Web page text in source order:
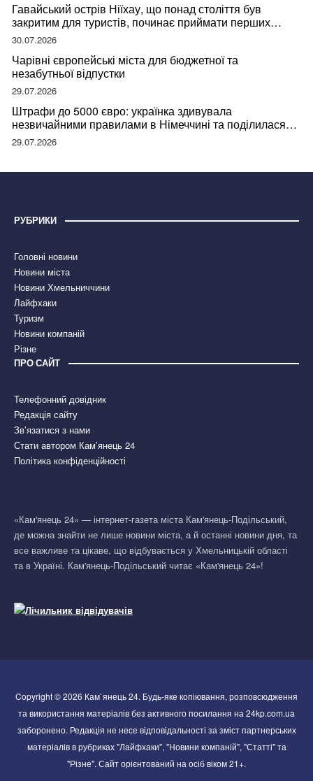
Гавайський острів Ніїхау, що понад століття був
закритим для туристів, починає приймати перших
відвідувачів
30.07.2026
Чарівні європейські міста для бюджетної та
незабутньої відпустки
29.07.2026
Штрафи до 5000 євро: українка здивувала
незвичайними правилами в Німеччині та поділилася
правдою
29.07.2026
РУБРИКИ
Головні новини
Новини міста
Новини Хмельниччини
Лайфхаки
Туризм
Новини компаній
Різне
ПРО САЙТ
Телефонний довідник
Редакція сайту
Зв’язатися з нами
Стати автором Кам’янець 24
Політика конфіденційності
«Кам'янець 24» — інтернет-газета міста Кам'янець-Подільський,
де можна знайти не лише новини міста, а й останні новини дня, та
все важливе та цікаве, що відбувається у Хмельницькій області
та в Україні. Кам'янець-Подільський читає «Кам'янець 24»!
Copyright © 2026 Кам`янець 24. Будь-яке копіювання, розповсюдження
та використання матеріалів без активного посилання на 24kp.com.ua
заборонено. Редакція не несе відповідальності за зміст партнерських
матеріалів в рубриках "Лайфхаки", "Новини компаній", "Статті" та
"Різне". Сайт орієнтований на осіб віком 21+.